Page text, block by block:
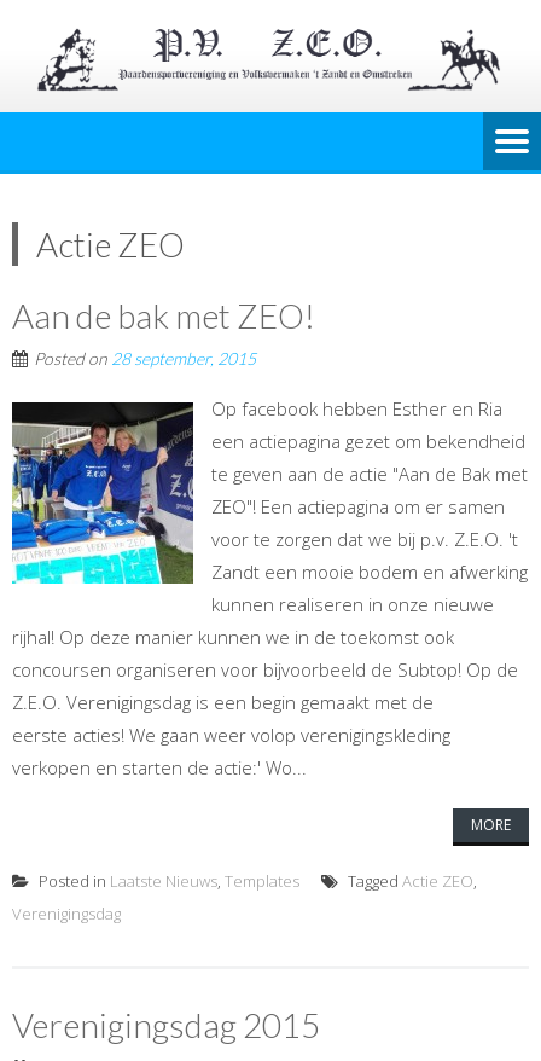
Actie ZEO
Aan de bak met ZEO!
Posted on 28 september, 2015
Op facebook hebben Esther en Ria
een actiepagina gezet om bekendheid
te geven aan de actie "Aan de Bak met
ZEO"! Een actiepagina om er samen
voor te zorgen dat we bij p.v. Z.E.O. 't
Zandt een mooie bodem en afwerking
kunnen realiseren in onze nieuwe
rijhal! Op deze manier kunnen we in de toekomst ook
concoursen organiseren voor bijvoorbeeld de Subtop! Op de
Z.E.O. Verenigingsdag is een begin gemaakt met de
eerste acties! We gaan weer volop verenigingskleding
verkopen en starten de actie:' Wo...
MORE
Posted in Laatste Nieuws, Templates Tagged Actie ZEO,
Verenigingsdag
Verenigingsdag 2015